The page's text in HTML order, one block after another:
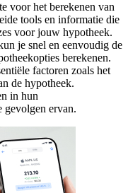
voor het berekenen van
tools en informatie die
voor jouw hypotheek.
je snel en eenvoudig de
berekenen.
factoren zoals het
de hypotheek.
in hun
gevolgen ervan.